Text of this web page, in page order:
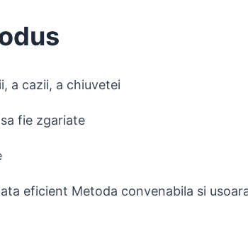
a cazii, a chiuvetei
fie zgariate
eficient Metoda convenabila si